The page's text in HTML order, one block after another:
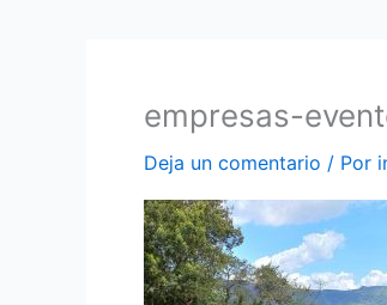
empresas-
Deja un comentario / Por